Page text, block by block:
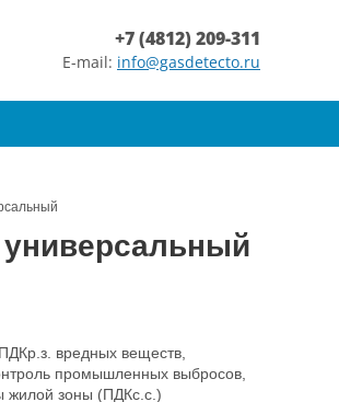
+7 (4812) 209-311
E-mail: info@gasdetecto.ru
вредных веществ,
промышленных выбросов,
жилой зоны (ПДКс.с.)